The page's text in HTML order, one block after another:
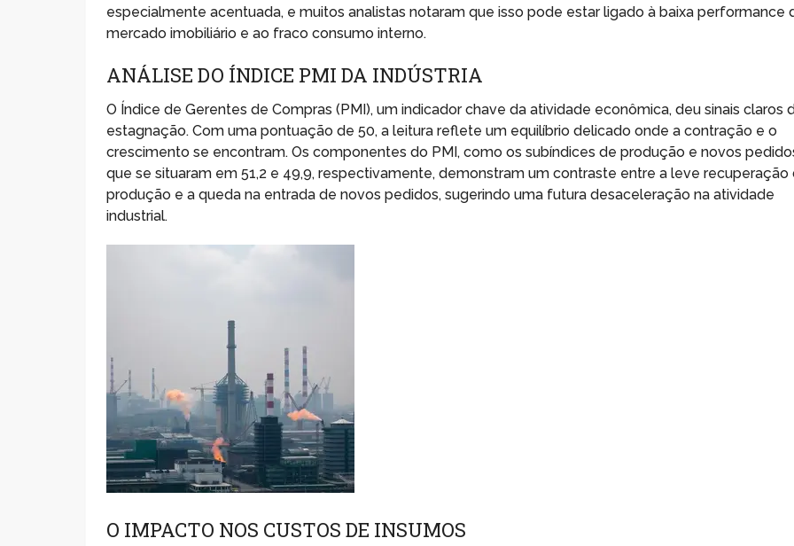
especialmente acentuada, e muitos analistas notaram que isso pode estar ligado à baixa performance
mercado imobiliário e ao fraco consumo interno.
ANÁLISE DO ÍNDICE PMI DA INDÚSTRIA
O Índice de Gerentes de Compras (PMI), um indicador chave da atividade econômica, deu sinais claros
estagnação. Com uma pontuação de 50, a leitura reflete um equilíbrio delicado onde a contração e o
crescimento se encontram. Os componentes do PMI, como os subíndices de produção e novos
que se situaram em 51,2 e 49,9, respectivamente, demonstram um contraste entre a leve recuperação
produção e a queda na entrada de novos pedidos, sugerindo uma futura desaceleração na atividade
industrial.
O IMPACTO NOS CUSTOS DE INSUMOS